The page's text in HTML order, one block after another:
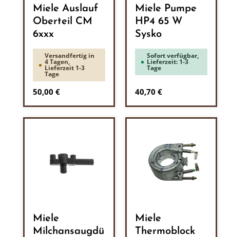
Miele Auslauf
Oberteil CM
6xxx
Versandfertig in
4 Tagen,
Lieferzeit 1-3
Tage
Regulärer Preis:
50,00 €
Miele Pumpe
HP4 65 W
Sysko
Sofort verfügbar,
Lieferzeit: 1-3
Tage
Regulärer Preis:
40,70 €
Miele
Milchansaugdü
Miele
Thermoblock